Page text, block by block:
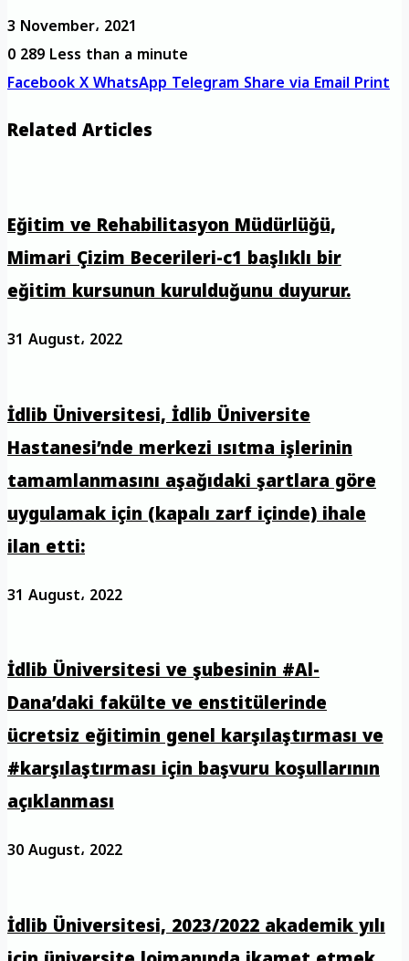
3 November، 2021
0289Less than a minute
FacebookXWhatsAppTelegramShare via EmailPrint
Related Articles
Eğitim ve Rehabilitasyon Müdürlüğü,
Mimari Çizim Becerileri-c1 başlıklı bir
eğitim kursunun kurulduğunu duyurur.
31 August، 2022
İdlib Üniversitesi, İdlib Üniversite
Hastanesi’nde merkezi ısıtma işlerinin
tamamlanmasını aşağıdaki şartlara göre
uygulamak için (kapalı zarf içinde) ihale
ilan etti:
31 August، 2022
İdlib Üniversitesi ve şubesinin #Al-
Dana’daki fakülte ve enstitülerinde
ücretsiz eğitimin genel karşılaştırması ve
#karşılaştırması için başvuru koşullarının
açıklanması
30 August، 2022
İdlib Üniversitesi, 2023/2022 akademik yılı